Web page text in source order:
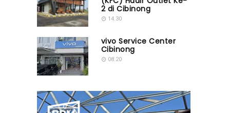
2 di Cibinong
14.30
vivo Service Center
Cibinong
08.20